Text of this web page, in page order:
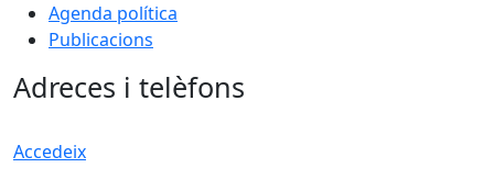
Agenda política
Publicacions
Adreces i telèfons
Accedeix